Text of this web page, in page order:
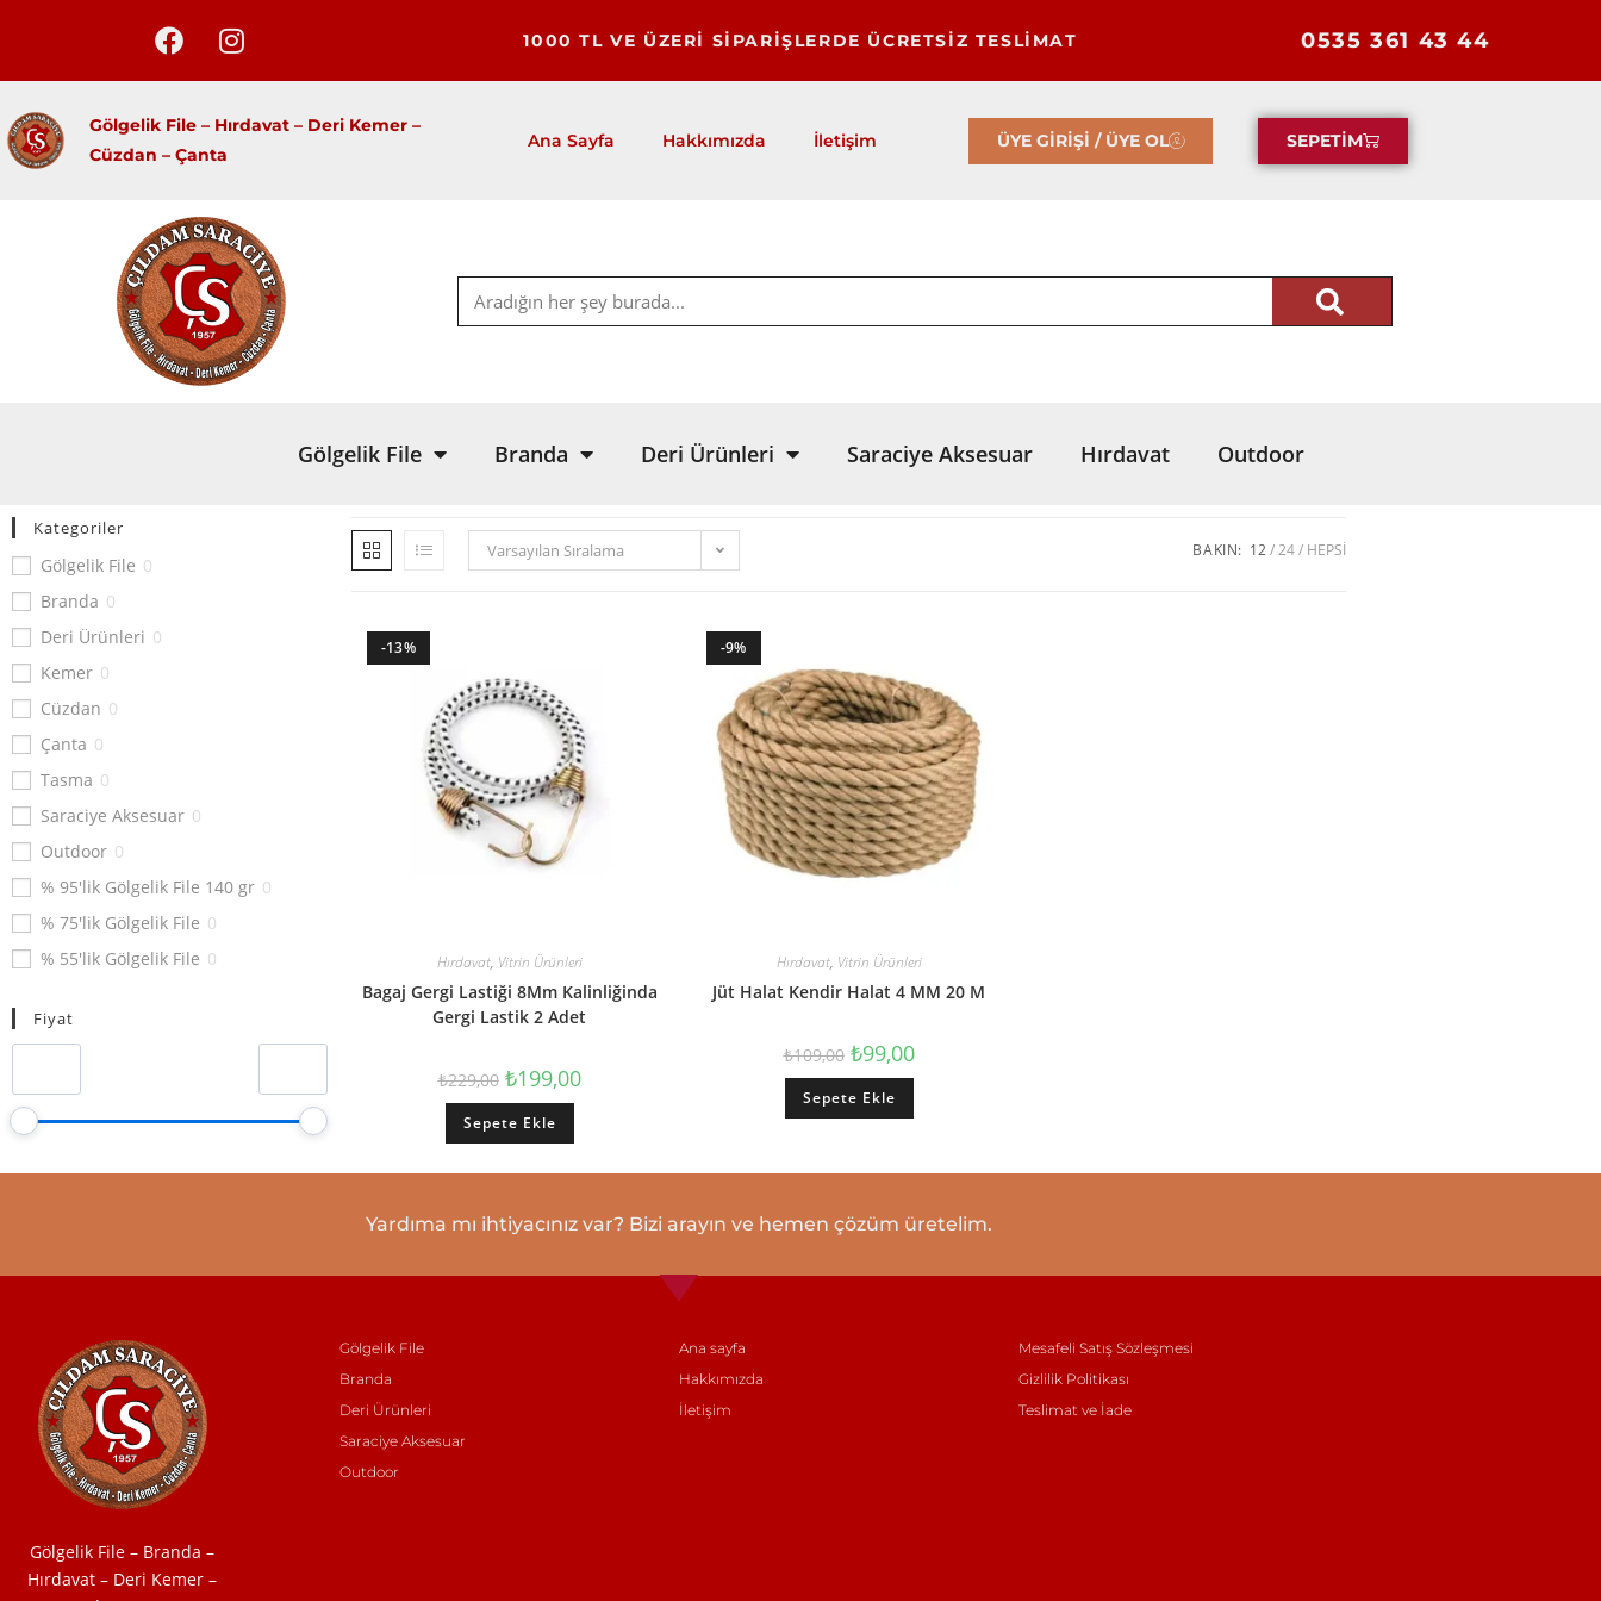
1000 TL VE ÜZERİ SİPARİŞLERDE ÜCRETSİZ TESLİMAT 0535 361 43 44
Gölgelik File – Hırdavat – Deri Kemer –
Cüzdan – Çanta
Ana Sayfa Hakkımızda İletişim ÜYE GİRİŞİ / ÜYE OL SEPETİM
Gölgelik File Branda Deri Ürünleri Saraciye Aksesuar Hırdavat Outdoor
Kategoriler
Gölgelik File 0
Branda 0
Deri Ürünleri 0
Kemer 0
Cüzdan 0
Çanta 0
Tasma 0
Saraciye Aksesuar 0
Outdoor 0
% 95'lik Gölgelik File 140 gr 0
% 75'lik Gölgelik File 0
% 55'lik Gölgelik File 0
Ebatlı Çadır Branda
Polyester Branda
Deri Spor Kemer 0
Deri Kartlık 0
Vitrin Ürünleri 2
Hırdavat 2
% 95’lik Gölgelik File 180 gr
Fiyat
Varsayılan Sıralama BAKIN: 12 24 HEPSI
-13%
Hırdavat, Vitrin Ürünleri
Bagaj Gergi Lastiği 8Mm Kalinliğinda
Gergi Lastik 2 Adet
₺229,00 ₺199,00
Sepete Ekle
-9%
Hırdavat, Vitrin Ürünleri
Jüt Halat Kendir Halat 4 MM 20 M
₺109,00 ₺99,00
Sepete Ekle
Yardıma mı ihtiyacınız var? Bizi arayın ve hemen çözüm üretelim.
Gölgelik File – Branda –
Hırdavat – Deri Kemer –
Gölgelik File
Branda
Deri Ürünleri
Saraciye Aksesuar
Outdoor
Ana sayfa
Hakkımızda
İletişim
Mesafeli Satış Sözleşmesi
Gizlilik Politikası
Teslimat ve İade